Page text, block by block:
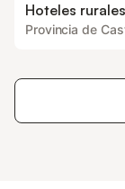
Hoteles
Provincia de